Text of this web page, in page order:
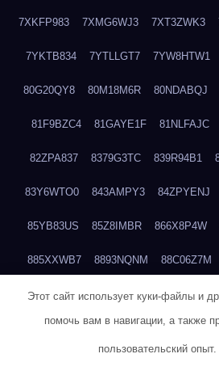
7XKFP983 7XMG6WJ3 7XT3ZWK3
7YKTB834 7YTLLGT7 7YW8HTW1
80G20QY8 80M18M6R 80NDABQJ
81F9BZC4 81GAYE1F 81NLFAJC
82ZPA837 8379G3TC 839R94B1
83Y6WTO0 843AMPY3 84ZPYENJ
85YB83US 85Z8IMBR 866X8P4W
885XXWB7 8893NQNM 88C06Z7M
88ZYQON6 88ZZ29JA 895NL72T
8BBJWQMN 8BJPIIGO 8BSWANL0
Этот сайт использует куки-файлы и
помочь вам в навигации, а также
пользовательский опыт.